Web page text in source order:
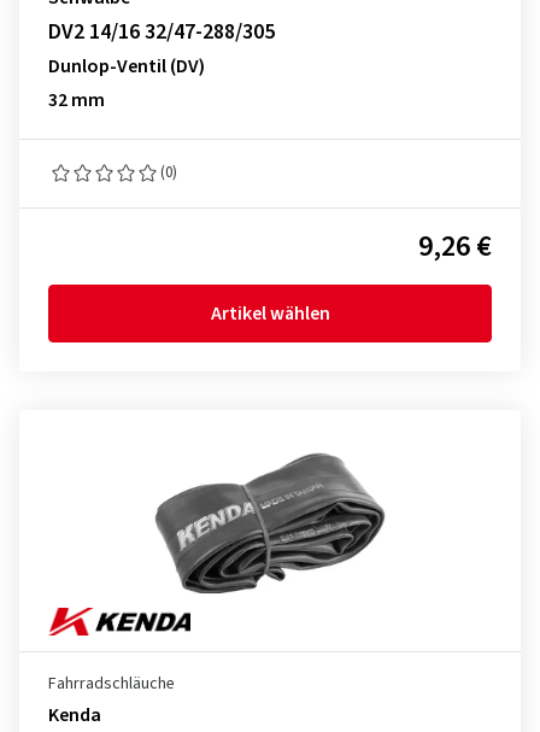
DV2 14/16 32/47-288/305
Dunlop-Ventil (DV)
32 mm
(0)
9,26 €
Artikel wählen
Fahrradschläuche
Kenda